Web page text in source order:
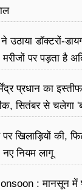
उठाया डॉक्टरों-
पर पड़ता है
प्रधान का
सितंबर से चलेगा
खिलाड़ियों की,
नियम लागू
: मानसून में